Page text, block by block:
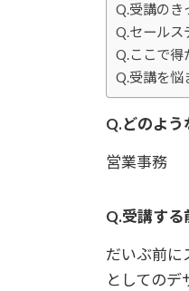
Q.受講のき
Q.セールス
Q.ここで得
Q.受講を悩
Q.どのよう
営業事務
Q.受講する
だいぶ前に
としてのデ